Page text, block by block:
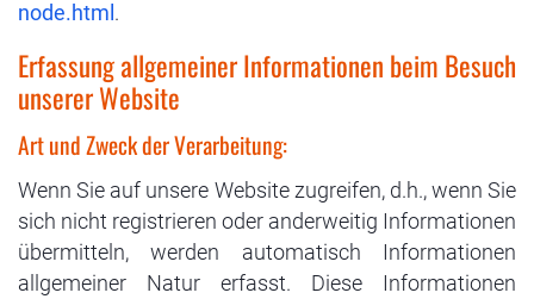
node.html .
Erfassung allgemeiner Informationen beim Besuch
unserer Website
Art und Zweck der Verarbeitung:
Wenn Sie auf unsere Website zugreifen, d.h., wenn Sie
sich nicht registrieren oder anderweitig Informationen
übermitteln, werden automatisch Informationen
allgemeiner Natur erfasst. Diese Informationen